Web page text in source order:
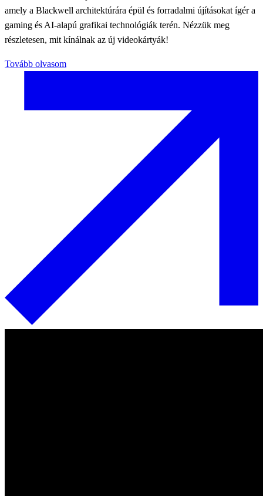
amely a Blackwell architektúrára épül és forradalmi újításokat ígér a
gaming és AI-alapú grafikai technológiák terén. Nézzük meg
részletesen, mit kínálnak az új videokártyák!
Tovább olvasom